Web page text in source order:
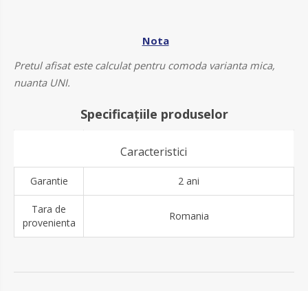
Nota
Pretul afisat este calculat pentru comoda varianta mica,
nuanta UNI.
Specificațiile produselor
Caracteristici
Garantie 2 ani
Tara de
provenienta
Romania